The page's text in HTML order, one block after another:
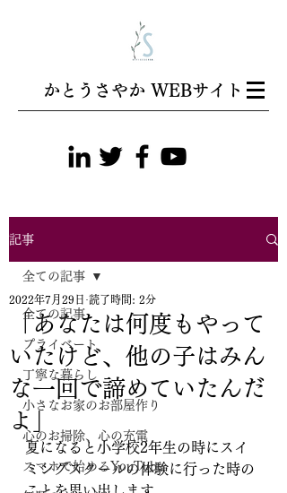
​かとうさやか WEBサイト
記事
全ての記事
プライベート
丁寧な暮らし
小さなお家のお部屋作り
心のお掃除、心の充電
スマホで始めるYouTube
全ての記事
「あなたは何度もやって
いたけど、他の子はみん
な一回で諦めていたんだ
よ」
2022年7月29日 読了時間: 2分
夏になると小学校2年生の時にスイ
ミングスクールの体験に行った時の